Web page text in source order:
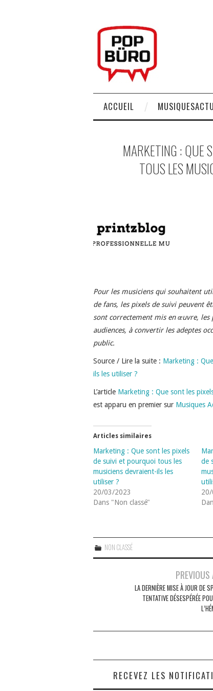
ACCUEIL
MARKETING : QUE
TOUS LES
Pour les musiciens qui souhaitent
de fans, les pixels de suivi peuvent
sont correctement mis en œuvre,
audiences, à convertir les adeptes
public.
Source / Lire la suite : Marketing :
ils les utiliser ?
L’article Marketing : Que sont les
est apparu en premier sur Musiques
Articles similaires
Marketing : Que sont les pixels
de suivi et pourquoi tous les
musiciens devraient-ils les
utiliser ?
20/03/2023
Dans "Non classé"
de
NON CLASSÉ
LA DERNIÈRE MISE À JOUR DE
TENTATIVE DÉSESPÉRÉE
RECEVEZ LES